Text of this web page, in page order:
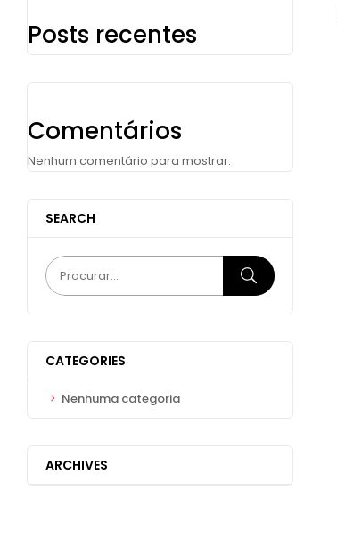
Posts recentes
Comentários
Nenhum comentário para mostrar.
SEARCH
CATEGORIES
Nenhuma categoria
ARCHIVES